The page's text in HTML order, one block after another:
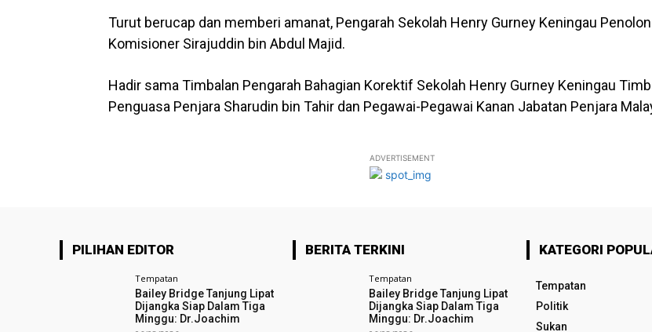
Turut berucap dan memberi amanat, Pengarah Sekolah Henry Gurney Keningau
Komisioner Sirajuddin bin Abdul Majid.
Hadir sama Timbalan Pengarah Bahagian Korektif Sekolah Henry Gurney Keningau
Penguasa Penjara Sharudin bin Tahir dan Pegawai-Pegawai Kanan Jabatan Penjara
ADVERTISEMENT
PILIHAN EDITOR
Tempatan
Bailey Bridge Tanjung Lipat
Dijangka Siap Dalam Tiga
Minggu: Dr.Joachim
BERITA TERKINI
Tempatan
Bailey Bridge Tanjung Lipat
Dijangka Siap Dalam Tiga
Minggu: Dr.Joachim
KATEGORI
Tempatan
Politik
Sukan